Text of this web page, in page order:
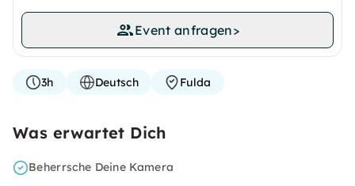
Event anfragen>
3h Deutsch Fulda
Was erwartet Dich
Beherrsche Deine Kamera